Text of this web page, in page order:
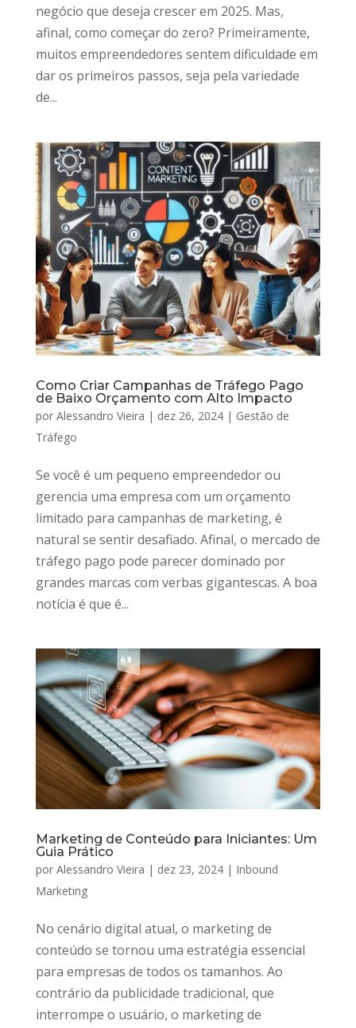
negócio que deseja crescer em 2025. Mas,
afinal, como começar do zero? Primeiramente,
muitos empreendedores sentem dificuldade em
dar os primeiros passos, seja pela variedade
de...
Como Criar Campanhas de Tráfego Pago
de Baixo Orçamento com Alto Impacto
por Alessandro Vieira | dez 26, 2024| Gestão de
Tráfego
Se você é um pequeno empreendedor ou
gerencia uma empresa com um orçamento
limitado para campanhas de marketing, é
natural se sentir desafiado. Afinal, o mercado de
tráfego pago pode parecer dominado por
grandes marcas com verbas gigantescas. A boa
notícia é que é...
Marketing de Conteúdo para Iniciantes: Um
Guia Prático
por Alessandro Vieira | dez 23, 2024| Inbound
Marketing
No cenário digital atual, o marketing de
conteúdo se tornou uma estratégia essencial
para empresas de todos os tamanhos. Ao
contrário da publicidade tradicional, que
interrompe o usuário, o marketing de